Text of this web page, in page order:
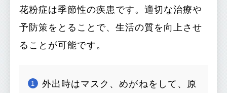
花粉症は季節性の疾患です。適切な治療や
予防策をとることで、生活の質を向上させ
ることが可能です。
外出時はマスク、めがねをして、原